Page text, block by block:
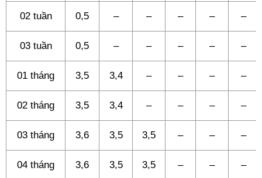
02 tuần 0,5 – – – – –
03 tuần 0,5 – – – – –
01 tháng 3,5 3,4 – – – –
02 tháng 3,5 3,4 – – – –
03 tháng 3,6 3,5 3,5 – – –
04 tháng 3,6 3,5 3,5 – – –